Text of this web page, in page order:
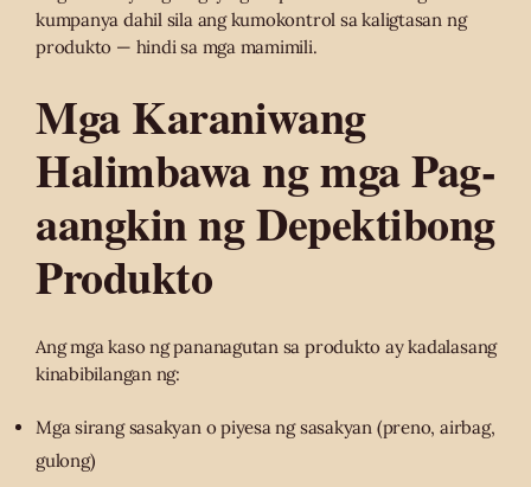
kumpanya dahil sila ang kumokontrol sa kaligtasan ng
produkto — hindi sa mga mamimili.
Mga Karaniwang
Halimbawa ng mga Pag-
aangkin ng Depektibong
Produkto
Ang mga kaso ng pananagutan sa produkto ay kadalasang
kinabibilangan ng:
Mga sirang sasakyan o piyesa ng sasakyan (preno, airbag,
gulong)